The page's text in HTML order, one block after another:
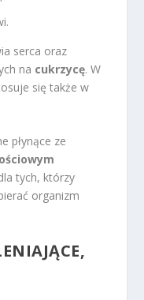
serca oraz
na cukrzycę. W
się także w
płynące ze
tych, którzy
organizm